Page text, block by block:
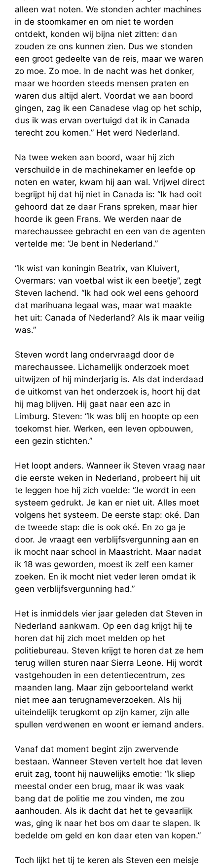
alleen wat noten. We stonden achter machines
in de stoomkamer en om niet te worden
ontdekt, konden wij bijna niet zitten: dan
zouden ze ons kunnen zien. Dus we stonden
een groot gedeelte van de reis, maar we waren
zo moe. Zo moe. In de nacht was het donker,
maar we hoorden steeds mensen praten en
waren dus altijd alert. Voordat we aan boord
gingen, zag ik een Canadese vlag op het schip,
dus ik was ervan overtuigd dat ik in Canada
terecht zou komen.” Het werd Nederland.
Na twee weken aan boord, waar hij zich
verschuilde in de machinekamer en leefde op
noten en water, kwam hij aan wal. Vrijwel direct
begrijpt hij dat hij niet in Canada is: “Ik had ooit
gehoord dat ze daar Frans spreken, maar hier
hoorde ik geen Frans. We werden naar de
marechaussee gebracht en een van de agenten
vertelde me: “Je bent in Nederland.”
“Ik wist van koningin Beatrix, van Kluivert,
Overmars: van voetbal wist ik een beetje”, zegt
Steven lachend. “Ik had ook wel eens gehoord
dat marihuana legaal was, maar wat maakte
het uit: Canada of Nederland? Als ik maar veilig
was.”
Steven wordt lang ondervraagd door de
marechaussee. Lichamelijk onderzoek moet
uitwijzen of hij minderjarig is. Als dat inderdaad
de uitkomst van het onderzoek is, hoort hij dat
hij mag blijven. Hij gaat naar een azc in
Limburg. Steven: “Ik was blij en hoopte op een
toekomst hier. Werken, een leven opbouwen,
een gezin stichten.”
Het loopt anders. Wanneer ik Steven vraag naar
die eerste weken in Nederland, probeert hij uit
te leggen hoe hij zich voelde: “Je wordt in een
systeem gedrukt. Je kan er niet uit. Alles moet
volgens het systeem. De eerste stap: oké. Dan
de tweede stap: die is ook oké. En zo ga je
door. Je vraagt een verblijfsvergunning aan en
ik mocht naar school in Maastricht. Maar nadat
ik 18 was geworden, moest ik zelf een kamer
zoeken. En ik mocht niet veder leren omdat ik
geen verblijfsvergunning had.”
Het is inmiddels vier jaar geleden dat Steven in
Nederland aankwam. Op een dag krijgt hij te
horen dat hij zich moet melden op het
politiebureau. Steven krijgt te horen dat ze hem
terug willen sturen naar Sierra Leone. Hij wordt
vastgehouden in een detentiecentrum, zes
maanden lang. Maar zijn geboorteland werkt
niet mee aan terugnameverzoeken. Als hij
uiteindelijk terugkomt op zijn kamer, zijn alle
spullen verdwenen en woont er iemand anders.
Vanaf dat moment begint zijn zwervende
bestaan. Wanneer Steven vertelt hoe dat leven
eruit zag, toont hij nauwelijks emotie: “Ik sliep
meestal onder een brug, maar ik was vaak
bang dat de politie me zou vinden, me zou
aanhouden. Als ik dacht dat het te gevaarlijk
was, ging ik naar het bos om daar te slapen. Ik
bedelde om geld en kon daar eten van kopen.”
Toch lijkt het tij te keren als Steven een meisje